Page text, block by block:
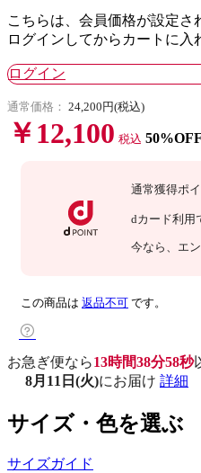
こちらは、会員価格が設定さ
ログインしてからカートに入
ログイン
通常価格： 24,200円(税込)
￥12,100 税込 50%OFF
通常獲得ポ
dカード利用
今なら 、エ
この商品は 返品不可 です。
お急ぎ便なら13時間38分57秒
8月11日(火)にお届け 詳細
サイズ・色を選ぶ
サイズガイド